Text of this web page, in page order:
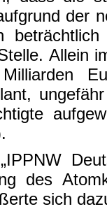
der
Allein
des
sich